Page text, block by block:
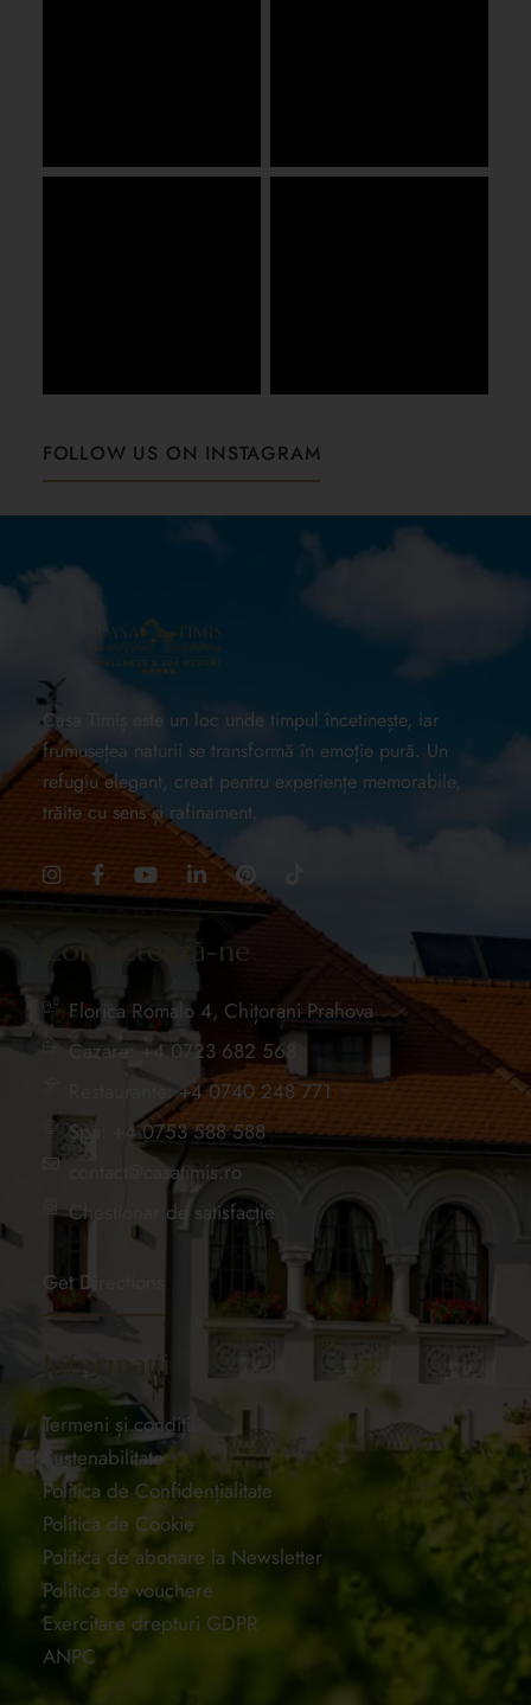
FOLLOW US ON INSTAGRAM
Casa Timiș este un loc unde timpul încetinește, iar
frumusețea naturii se transformă în emoție pură. Un
refugiu elegant, creat pentru experiențe memorabile,
trăite cu sens și rafinament.
Contactează-ne
Florica Romalo 4, Chițorani Prahova
Cazare: +4 0723 682 568
Restaurante: +4 0740 248 771
Spa: +4 0753 588 588
contact@casatimis.ro
Chestionar de satisfacție
Get Directions
Informații
Termeni și condiții
Sustenabilitate
Politica de Confidențialitate
Politica de Cookie
Politica de abonare la Newsletter
Politica de vouchere
Exercitare drepturi GDPR
ANPC